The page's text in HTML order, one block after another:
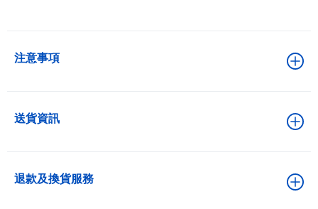
注意事項
送貨資訊
退款及換貨服務